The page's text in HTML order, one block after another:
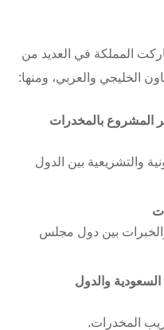
المملكة في العديد من
الخليجي والعربي، ومنها:
المشروع بالمخدرات
والتشريعية بين الدول
بين دول مجلس
السعودية والدول
المخدرات.